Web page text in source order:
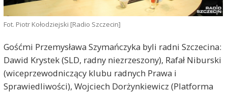
Fot. Piotr Kołodziejski [Radio Szczecin]
Gośćmi Przemysława Szymańczyka byli radni Szczecina:
Dawid Krystek (SLD, radny niezrzeszony), Rafał Niburski
(wiceprzewodniczący klubu radnych Prawa i
Sprawiedliwości), Wojciech Dorżynkiewicz (Platforma